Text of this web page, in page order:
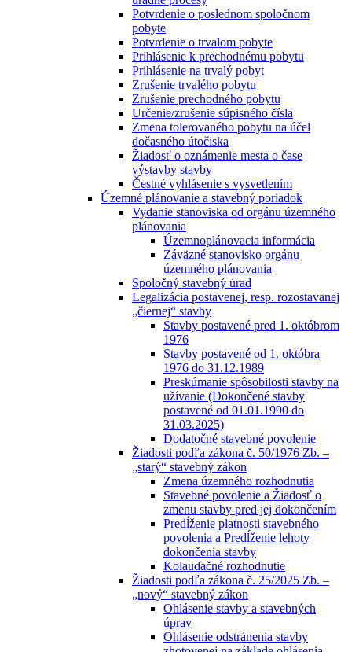
Potvrdenie o poslednom spoločnom
pobyte
Potvrdenie o trvalom pobyte
Prihlásenie k prechodnému pobytu
Prihlásenie na trvalý pobyt
Zrušenie trvalého pobytu
Zrušenie prechodného pobytu
Určenie/zrušenie súpisného čísla
Zmena tolerovaného pobytu na účel
dočasného útočiska
Žiadosť o oznámenie mesta o čase
výstavby stavby
Čestné vyhlásenie s vysvetlením
Územné plánovanie a stavebný poriadok
Vydanie stanoviska od orgánu územného
plánovania
Územnoplánovacia informácia
Záväzné stanovisko orgánu
územného plánovania
Spoločný stavebný úrad
Legalizácia postavenej, resp. rozostavanej
„čiernej“ stavby
Stavby postavené pred 1. októbrom
1976
Stavby postavené od 1. októbra
1976 do 31.12.1989
Preskúmanie spôsobilosti stavby na
užívanie (Dokončené stavby
postavené od 01.01.1990 do
31.03.2025)
Dodatočné stavebné povolenie
Žiadosti podľa zákona č. 50/1976 Zb. –
„starý“ stavebný zákon
Zmena územného rozhodnutia
Stavebné povolenie a Žiadosť o
zmenu stavby pred jej dokončením
Predĺženie platnosti stavebného
povolenia a Predĺženie lehoty
dokončenia stavby
Kolaudačné rozhodnutie
Žiadosti podľa zákona č. 25/2025 Zb. –
„nový“ stavebný zákon
Ohlásenie stavby a stavebných
úprav
Ohlásenie odstránenia stavby